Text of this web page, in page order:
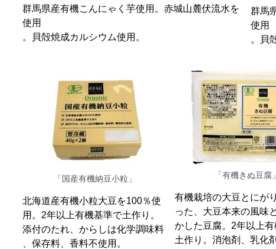
群馬県産有機こんにゃく芋使用。赤城山麓伏流水を
使用
。貝殻焼成カルシウム使用。
群馬
使用
。貝
「国産有機納豆小粒」
北海道産有機小粒大豆を100％使
用。2年以上有機基準で土作り。
添付のたれ、からしは化学調味料
、保存料、香料不使用。
「有機きぬ豆腐」
有機栽培の大豆とにが
った、大豆本来の風味
かした豆腐。2年以上
土作り。消泡剤、乳化